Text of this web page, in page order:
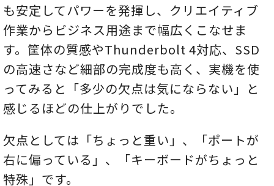
も安定してパワーを発揮し、クリエイティブ
作業からビジネス用途まで幅広くこなせま
す。筐体の質感やThunderbolt 4対応、SSD
の高速さなど細部の完成度も高く、実機を使
ってみると「多少の欠点は気にならない」と
感じるほどの仕上がりでした。
欠点としては「ちょっと重い」、「ポートが
右に偏っている」、「キーボードがちょっと
特殊」です。